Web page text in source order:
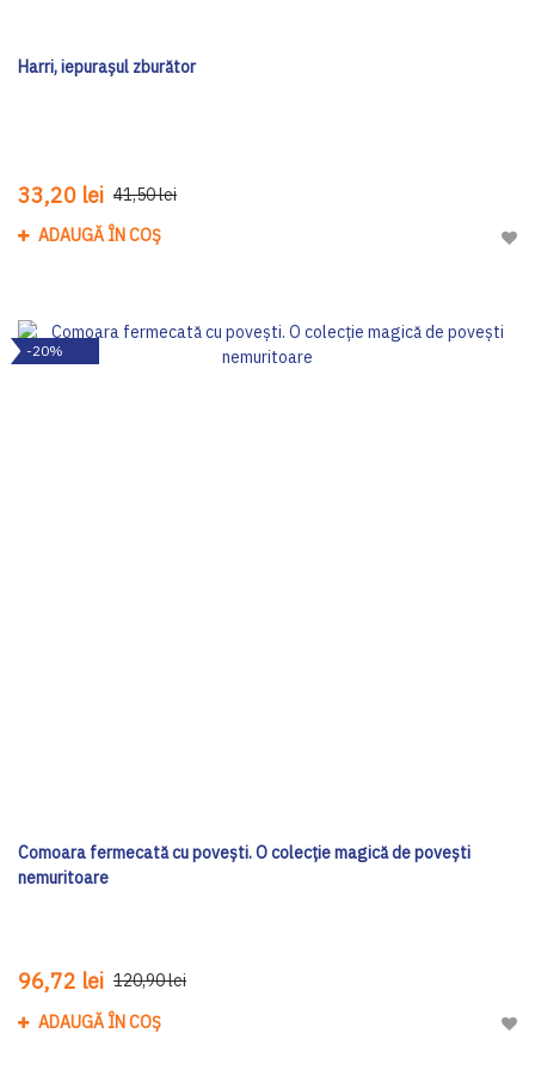
Harri, iepurașul zburător
33,20 lei 41,50 lei
ADAUGĂ ÎN COȘ
-20%
Comoara fermecată cu povești. O colecție magică de povești
nemuritoare
96,72 lei 120,90 lei
ADAUGĂ ÎN COȘ